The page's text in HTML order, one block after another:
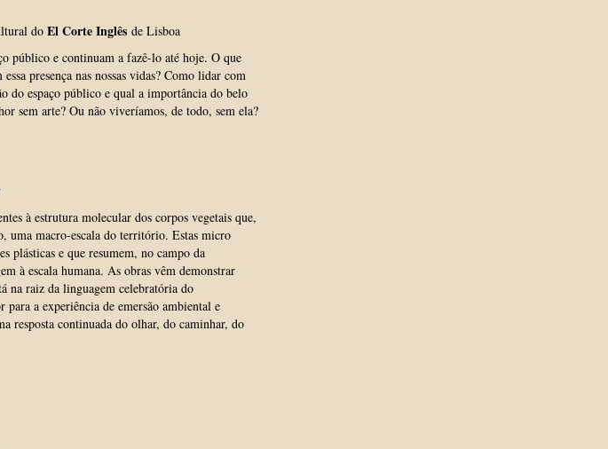
do El Corte Inglêsde Lisboa
público e continuam a fazê-lo até hoje. O que
presença nas nossas vidas? Como lidar com
do espaço público e qual a importância do belo
sem arte? Ou não viveríamos, de todo, sem ela?
à estrutura molecular dos corpos vegetais que,
uma macro-escala do território. Estas micro
plásticas e que resumem, no campo da
à escala humana. As obras vêm demonstrar
na raiz da linguagem celebratória do
a experiência de emersão ambiental e
resposta continuada do olhar, do caminhar, do